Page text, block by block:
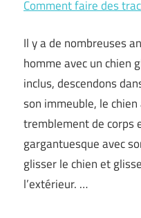
Comment faire des
Il y a de nombreuses
homme avec un chien
inclus, descendons
son immeuble, le
tremblement de corps
gargantuesque avec
glisser le chien et
l’extérieur. …